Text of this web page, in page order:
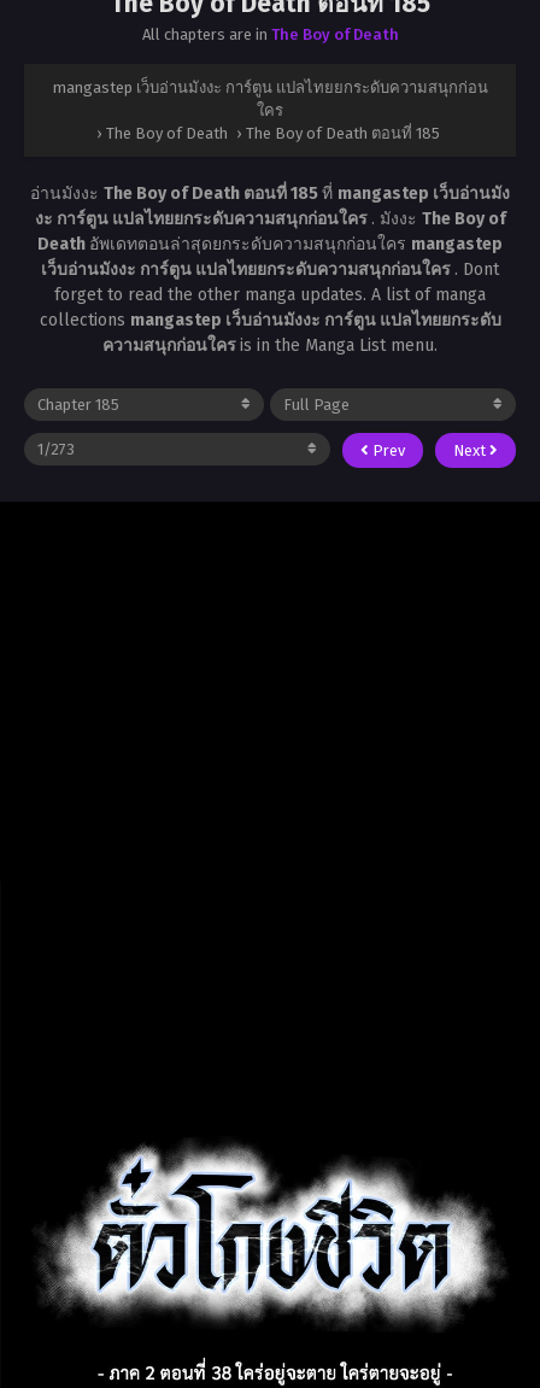
All chapters are in The Boy of Death
mangastep เว็บอ่านมังงะ การ์ตูน แปลไทยยกระดับความสนุกก่อน
ใคร
› The Boy of Death › The Boy of Death ตอนที่ 185
อ่านมังงะ The Boy of Death ตอนที่ 185ที่ mangastep เว็บอ่านมัง
งะ การ์ตูน แปลไทยยกระดับความสนุกก่อนใคร . มังงะ The Boy of
Death อัพเดทตอนล่าสุดยกระดับความสนุกก่อนใคร mangastep
เว็บอ่านมังงะ การ์ตูน แปลไทยยกระดับความสนุกก่อนใคร . Dont
forget to read the other manga updates. A list of manga
collections mangastep เว็บอ่านมังงะ การ์ตูน แปลไทยยกระดับ
ความสนุกก่อนใครis in the Manga List menu.
Prev Next